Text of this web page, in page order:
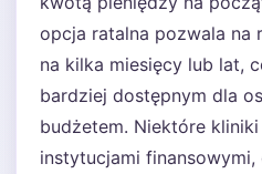
opcja ratalna pozwala na
na kilka miesięcy lub lat,
bardziej dostępnym dla
budżetem. Niektóre
instytucjami